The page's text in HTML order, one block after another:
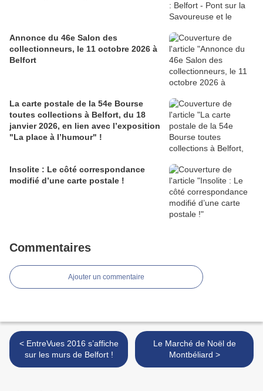
Annonce du 46e Salon des
collectionneurs, le 11 octobre 2026 à
Belfort
La carte postale de la 54e Bourse
toutes collections à Belfort, du 18
janvier 2026, en lien avec l’exposition
"La place à l’humour" !
Insolite : Le côté correspondance
modifié d’une carte postale !
Commentaires
Ajouter un commentaire
< EntreVues 2016 s’affiche
sur les murs de Belfort !
Le Marché de Noël de
Montbéliard >